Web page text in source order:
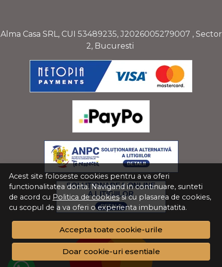
Acest site foloseste cookies pentru a va oferi
functionalitatea dorita. Navigand in continuare, sunteti
de acord cu Politica de cookiessi cu plasarea de cookies,
cu scopul de a va oferi o experienta imbunatatita.
Accepta toate cookie-urile
Doar cookie-uri esentiale
Alma Casa SRL, CUI 53489235, J2026005279007 , Sector
2, Bucuresti